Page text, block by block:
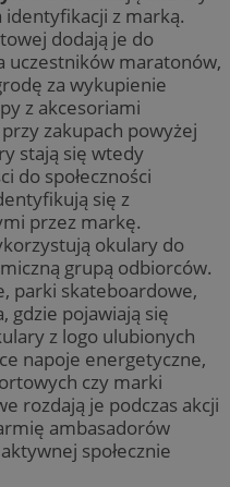
z marką.
dodają je do
uczestników maratonów,
za wykupienie
z akcesoriami
zakupach powyżej
stają się wtedy
do społeczności
się z
przez markę.
okulary do
grupą odbiorców.
parki skateboardowe,
gdzie pojawiają się
z logo ulubionych
napoje energetyczne,
czy marki
rozdają je podczas akcji
ambasadorów
społecznie